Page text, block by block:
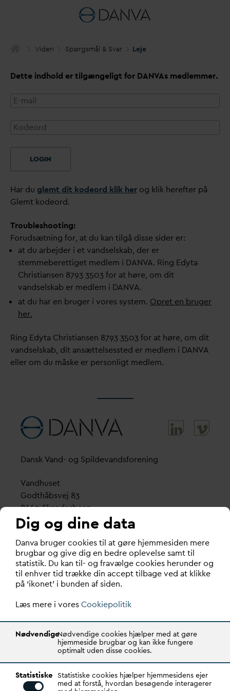
Viden Spørgsmål & Svar Leje
Dette indhold er tilgængeligt for DANVAs medlemmer.
LOGIN
Har du glemt dit kodeord klik her og klik herefter på
Glemt kodeord.
Troubleshooting:
Forudsætning for, at du kan tilgå disse sider er:
at du arbejder i et vandselskab, der er
stemmeberettiget medlem i DANVA. Ring Edyta
Christiansen 8793 3503 for at høre, om dit
vandselskab er medlem i DANVA.
at du har en bruger i vores system. Opret en bruger
her.
Ring Edyta Christiansen 8793 3503 for at høre, om dit
vandselskab, dit ansættelsessted er medlem i DANVA
eller om du måske er personligt medlem.
Dansk Vand- og Spildevandsforening
Vandhuset
Godthåbsvej 83
8660 Skanderborg
København
Vester Farimagsgade 1, 5. sal.
1606 København V
Tlf.: 70 21 00 55
CVR: 29031215
Transparency Register: REG 0105047100027-26
A er den samlende kraft ivandsektoren.
Gennem stærke alliancer og klare budskaber taler
D ANVA
andets sag, som vigtig ressource for den
Dig og dine data
Danva bruger cookies til at gøre hjemmesiden mere
brugbar og give dig en bedre oplevelse samt til
statistik. Du kan til- og fravælge cookies herunder og
til enhver tid trække din accept tilbage ved at klikke
på ‘ikonet’ i bunden af siden.
Læs mere i voresCookiepolitik
NødvendigeNødvendige cookies hjælper med at gøre
hjemmeside brugbar og kan ikke fungere
optimalt uden disse cookies.
Statistiske Statistiske cookies hjælper hjemmesidens ejer
med at forstå, hvordan besøgende interagerer